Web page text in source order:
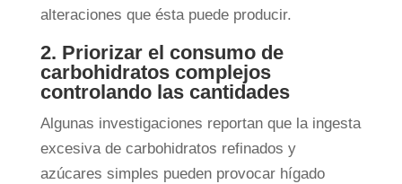
alteraciones que ésta puede producir.
2. Priorizar el consumo de
carbohidratos complejos
controlando las cantidades
Algunas investigaciones reportan que la ingesta
excesiva de carbohidratos refinados y
azúcares simples pueden provocar hígado